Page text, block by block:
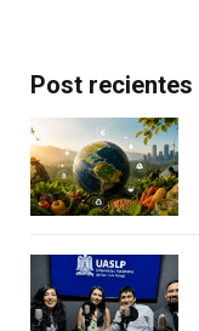
Post recientes